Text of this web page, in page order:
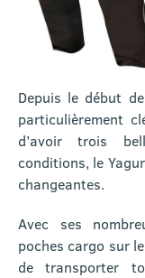
Depuis le début
particulièrement
d’avoir trois
conditions, le
changeantes.
Avec ses
poches cargo sur
de transporter